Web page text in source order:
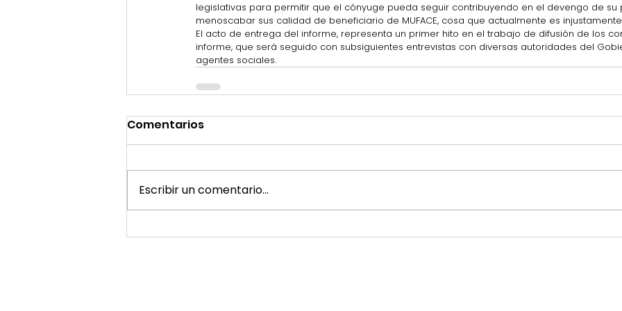
legislativas para permitir que el cónyuge pueda seguir contribuyendo en el devengo de su
menoscabar sus calidad de beneficiario de MUFACE, cosa que actualmente es
El acto de entrega del informe, representa un primer hito en el trabajo de difusión de los
informe, que será seguido con subsiguientes entrevistas con diversas autoridades del
agentes sociales.
Comentarios
Escribir un comentario...